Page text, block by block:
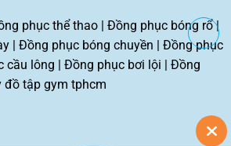
phục thể thao| Đồng phục bóng rổ|
| Đồng phục bóng chuyền | Đồng phục
cầu lông | Đồng phục bơi lội | Đồng
đồ tập gym tphcm